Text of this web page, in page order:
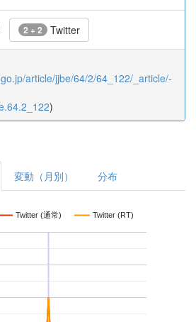
2 + 2 Twitter
article/jjbe/64/2/64_122/_article/-
)
変動（月別） 分布
Twitter (通常) Twitter (RT)